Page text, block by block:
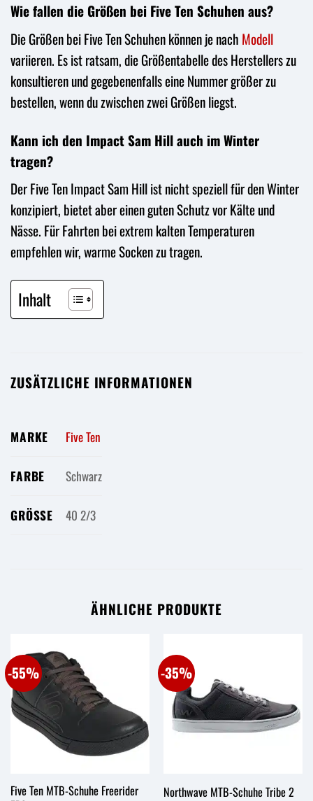
Wie fallen die Größen bei Five Ten Schuhen aus?
Die Größen bei Five Ten Schuhen können je nach Modell
variieren. Es ist ratsam, die Größentabelle des Herstellers zu
konsultieren und gegebenenfalls eine Nummer größer zu
bestellen, wenn du zwischen zwei Größen liegst.
Kann ich den Impact Sam Hill auch im Winter
tragen?
Der Five Ten Impact Sam Hill ist nicht speziell für den Winter
konzipiert, bietet aber einen guten Schutz vor Kälte und
Nässe. Für Fahrten bei extrem kalten Temperaturen
empfehlen wir, warme Socken zu tragen.
Inhalt
ZUSÄTZLICHE INFORMATIONEN
MARKE Five Ten
FARBE Schwarz
GRÖSSE 40 2/3
ÄHNLICHE PRODUKTE
-55%
Five Ten MTB-Schuhe Freerider
-35%
Northwave MTB-Schuhe Tribe 2